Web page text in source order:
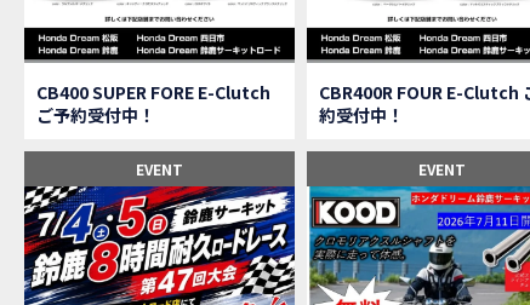
MOVIE
MOVIE 【
MOVIE
MOVIE 【
MOVIE
MOVIE 【
MOVIE 憧
CB400 SUPER FORE E-Clutch
ご予約受付中！
CBR400R FOUR E-Clutch
約受付中！
EVENT EVENT